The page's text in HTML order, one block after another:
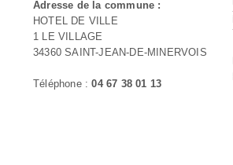
Adresse de la commune :
HOTEL DE VILLE
1 LE VILLAGE
34360 SAINT-JEAN-DE-MINERVOIS
Téléphone :04 67 38 01 13